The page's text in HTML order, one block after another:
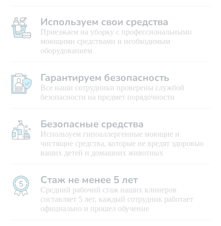
Используем свои средства
Приезжаем на уборку с профессиональными
моющими средствами и необходимым
оборудованием
Гарантируем безопасность
Все наши сотрудники проверены службой
безопасности на предмет порядочности
Безопасные средства
Используем гипоаллергенные моющие и
чистящие средства, которые не вредят здоровью
ваших детей и домашних животных
Стаж не менее 5 лет
Средний рабочий стаж наших клинеров
составляет 5 лет, каждый сотрудник работает
официально и прошел обучение